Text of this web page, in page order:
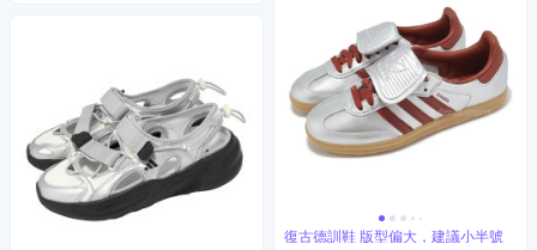
復古德訓鞋 版型偏大，建議小半號